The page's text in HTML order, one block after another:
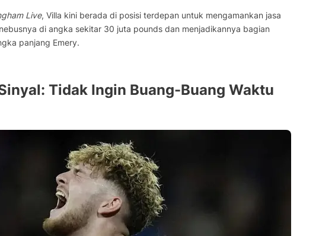
Live, Villa kini berada di posisi terdepan untuk mengamankan jasa
di angka sekitar 30 juta pounds dan menjadikannya bagian
panjang Emery.
Tidak Ingin Buang-Buang Waktu